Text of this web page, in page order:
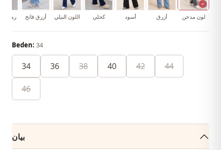
رمادي أزرق فاتح اللون النيلي كحلي أسود أزرق لون مدخن
Beden: 34
34 36 38 40 42 44
46
بيان